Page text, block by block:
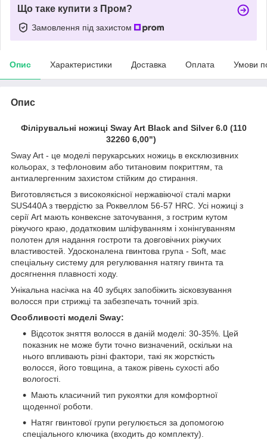
Що таке купити з Пром?
Замовлення під захистом
Опис Характеристики Доставка Оплата Умови
Опис
Філірувальні ножиці Sway Art Black and Silver 6.0 (110
32260 6,00")
Sway Art - це моделі перукарських ножиць в ексклюзивних
кольорах, з тефлоновим або титановим покриттям, та
антиалергенним захистом стійким до стирання.
Виготовляється з високоякісної нержавіючої сталі марки
SUS440A з твердістю за Роквеллом 56-57 HRC. Усі ножиці з
серії Art мають конвексне заточування, з гострим кутом
ріжучого краю, додатковим шліфуванням і хонінгуванням
полотен для надання гостроти та довговічних ріжучих
властивостей. Удосконалена гвинтова група - Soft, має
спеціальну систему для регулювання натягу гвинта та
досягнення плавності ходу.
Унікальна насічка на 40 зубцях запобіжить зісковзування
волосся при стрижці та забезпечать точний зріз.
Особливості моделі Sway:
Відсоток зняття волосся в даній моделі: 30-35%. Цей
показник не може бути точно визначений, оскільки на
нього впливають різні фактори, такі як жорсткість
волосся, його товщина, а також рівень сухості або
вологості.
Мають класичний тип рукоятки для комфортної
щоденної роботи.
Натяг гвинтової групи регулюється за допомогою
спеціального ключика (входить до комплекту).